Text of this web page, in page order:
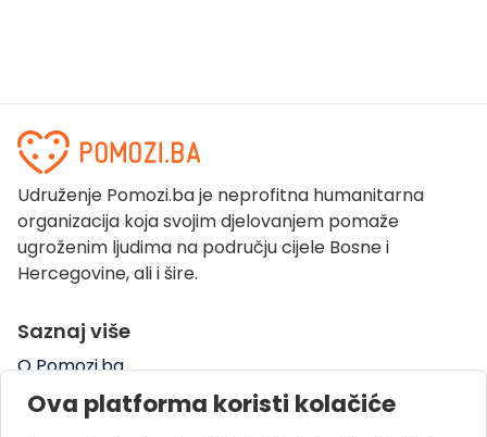
Udruženje Pomozi.ba je neprofitna humanitarna
organizacija koja svojim djelovanjem pomaže
ugroženim ljudima na području cijele Bosne i
Hercegovine, ali i šire.
Saznaj više
O Pomozi.ba
Pogledaj kampanje
Ova platforma koristi kolačiće